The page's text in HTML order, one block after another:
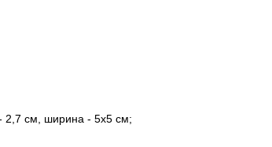
- 2,7 см, ширина - 5х5 см;